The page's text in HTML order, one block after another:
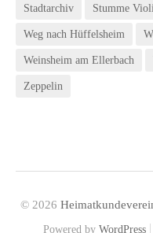
Stadtarchiv Stumme
Weg nach Hüffelsheim
Weinsheim am Ellerbach
Zeppelin
© 2026
Powered by WordPress |